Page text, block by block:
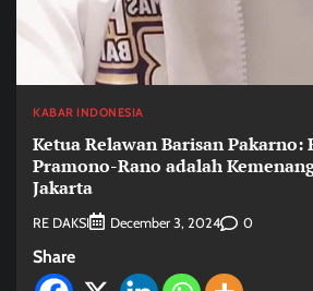
KABAR INDONESIA
Ketua Relawan Barisan Pakarno:
Pramono-Rano adalah
Jakarta
RE DAKSI December 3, 2024 0
Share